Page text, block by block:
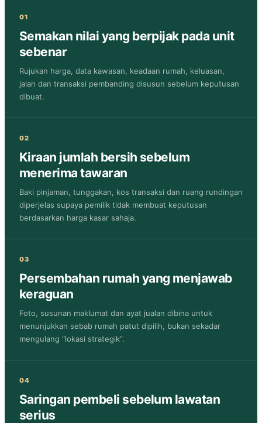
01
Semakan nilai yang berpijak pada unit
sebenar
Rujukan harga, data kawasan, keadaan rumah, keluasan,
jalan dan transaksi pembanding disusun sebelum keputusan
dibuat.
02
Kiraan jumlah bersih sebelum
menerima tawaran
Baki pinjaman, tunggakan, kos transaksi dan ruang rundingan
diperjelas supaya pemilik tidak membuat keputusan
berdasarkan harga kasar sahaja.
03
Persembahan rumah yang menjawab
keraguan
Foto, susunan maklumat dan ayat jualan dibina untuk
menunjukkan sebab rumah patut dipilih, bukan sekadar
mengulang “lokasi strategik”.
04
Saringan pembeli sebelum lawatan
serius